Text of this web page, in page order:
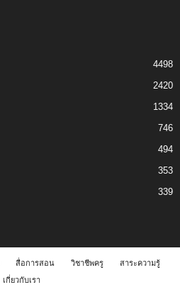
4498
2420
1334
746
494
353
339
สื่อการสอน วิชาชีพครู
สาระความรู้
เกี่ยวกับเรา